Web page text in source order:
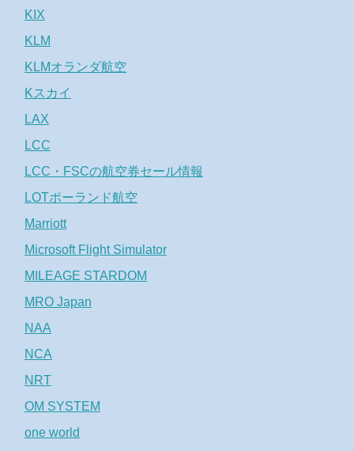
KIX
KLM
KLMオランダ航空
Kスカイ
LAX
LCC
LCC・FSCの航空券セール情報
LOTポーランド航空
Marriott
Microsoft Flight Simulator
MILEAGE STARDOM
MRO Japan
NAA
NCA
NRT
OM SYSTEM
one world